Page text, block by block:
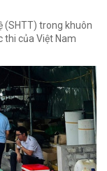
(SHTT) trong khuôn
thi của Việt Nam